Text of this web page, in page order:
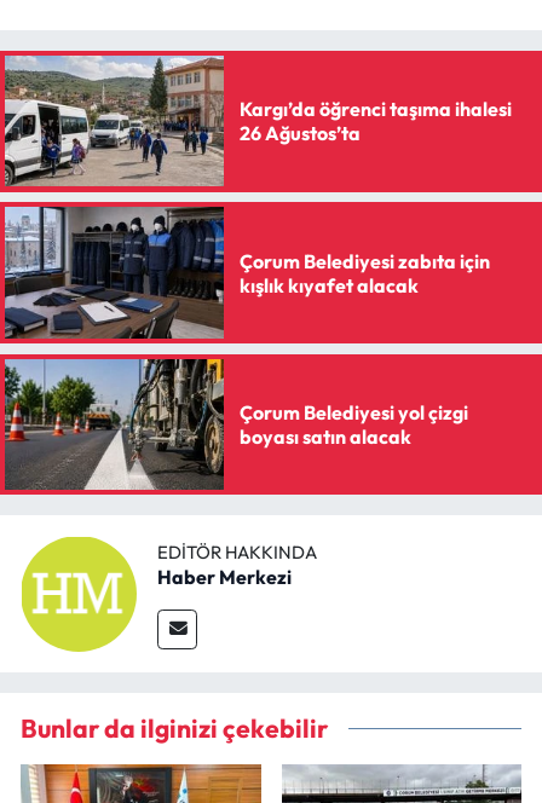
Kargı’da öğrenci taşıma ihalesi
26 Ağustos’ta
Çorum Belediyesi zabıta için
kışlık kıyafet alacak
Çorum Belediyesi yol çizgi
boyası satın alacak
EDITÖR HAKKINDA
Haber Merkezi
Bunlar da ilginizi çekebilir